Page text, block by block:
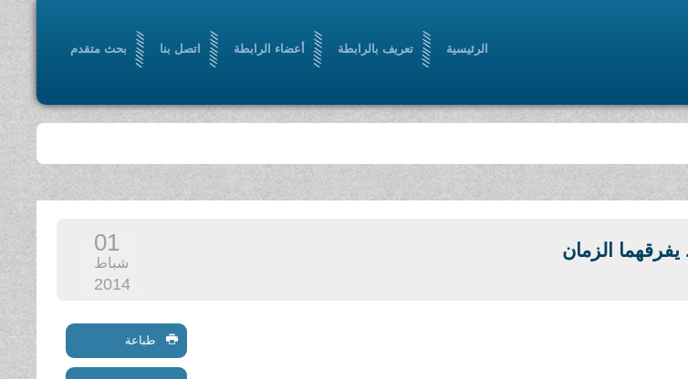
الرئيسية تعريف بالرابطة أعضاء الرابطة اتصل بنا بحث متقدم
الزمان 01
شباط
2014
طباعة